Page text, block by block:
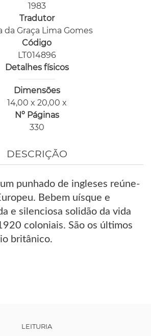
1983
Tradutor
da Graça Lima Gomes
Código
LT014896
Detalhes físicos
Dimensões
14,00 x 20,00 x
Nº Páginas
330
DESCRIÇÃO
punhado de ingleses reúne-
Bebem uísque e
e silenciosa solidão da vida
coloniais. São os últimos
britânico.
LEITURIA